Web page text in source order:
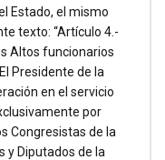
Estado, el mismo
texto: “Artículo 4.-
Altos funcionarios
Presidente de la
en el servicio
por
Congresistas de la
y Diputados de la